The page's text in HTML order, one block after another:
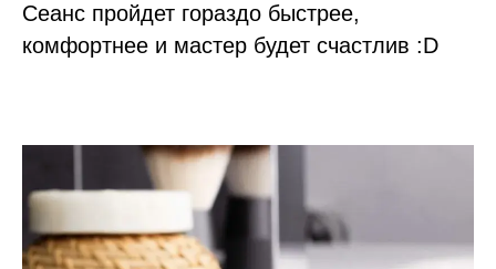
Сеанс пройдет гораздо быстрее,
комфортнее и мастер будет счастлив :D